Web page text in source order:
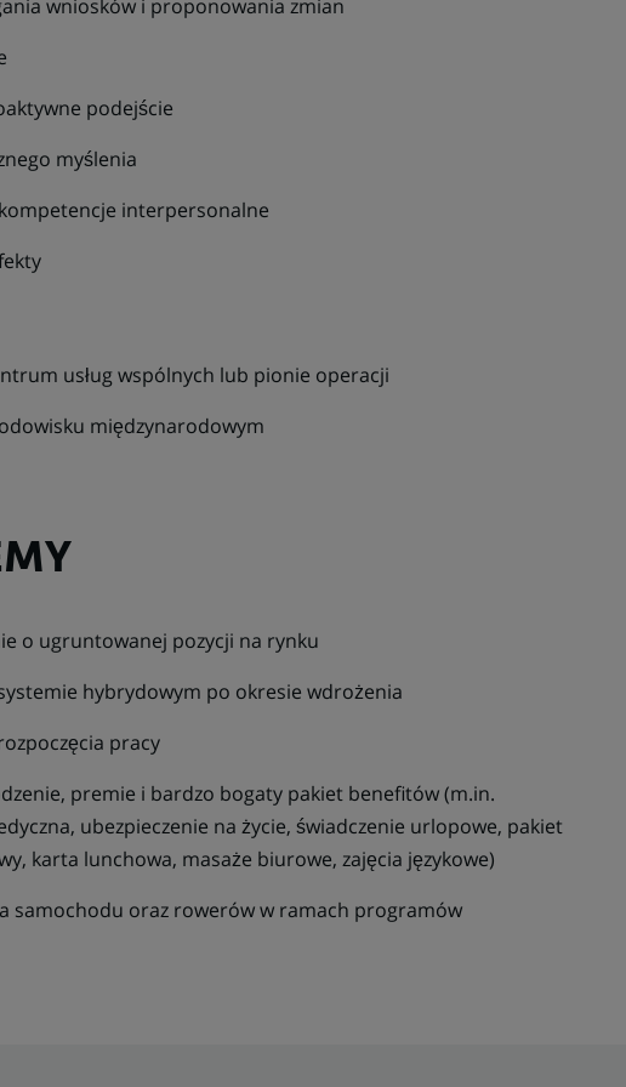
wniosków i proponowania zmian
podejście
myślenia
interpersonalne
usług wspólnych lub pionie operacji
międzynarodowym
o ugruntowanej pozycji na rynku
hybrydowym po okresie wdrożenia
pracy
premie i bardzo bogaty pakiet benefitów (m.in.
ubezpieczenie na życie, świadczenie urlopowe, pakiet
karta lunchowa, masaże biurowe, zajęcia językowe)
samochodu oraz rowerów w ramach programów